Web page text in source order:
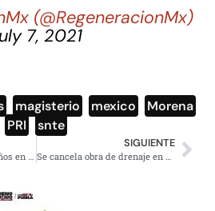
(@RegeneracionMx)
7, 2021
magisterio mexico Morena
PRI
snte
Cuentos Negros Navideños en el Teatro Sergio Magaña
SIGUIENTE
Se cancela obra de drenaje en San Gregorio anuncia Martí Batres